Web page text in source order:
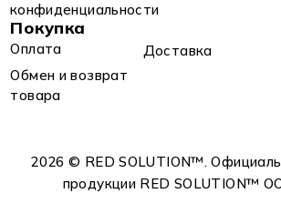
конфиденциальности
Покупка
Оплата
Доставка
Обмен и возврат
товара
2026 © RED SOLUTION™.
продукции RED SOLUTION™